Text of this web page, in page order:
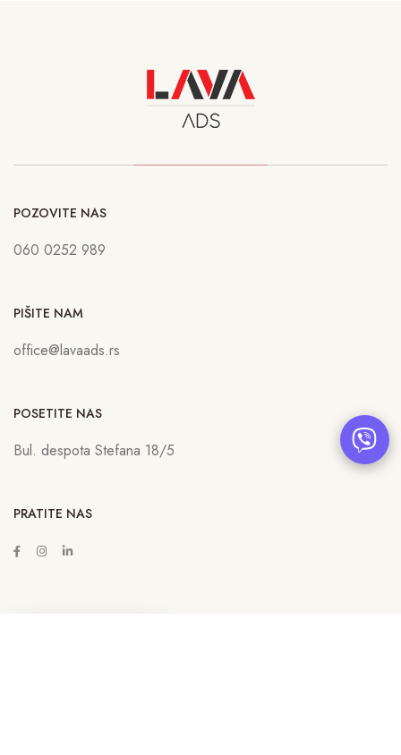
POZOVITE NAS
060 0252 989
PIŠITE NAM
office@lavaads.rs
POSETITE NAS
Bul. despota Stefana 18/5
PRATITE NAS